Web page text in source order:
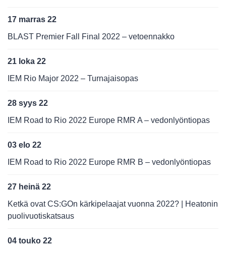
17 marras 22
BLAST Premier Fall Final 2022 – vetoennakko
21 loka 22
IEM Rio Major 2022 – Turnajaisopas
28 syys 22
IEM Road to Rio 2022 Europe RMR A – vedonlyöntiopas
03 elo 22
IEM Road to Rio 2022 Europe RMR B – vedonlyöntiopas
27 heinä 22
Ketkä ovat CS:GOn kärkipelaajat vuonna 2022? | Heatonin
puolivuotiskatsaus
04 touko 22